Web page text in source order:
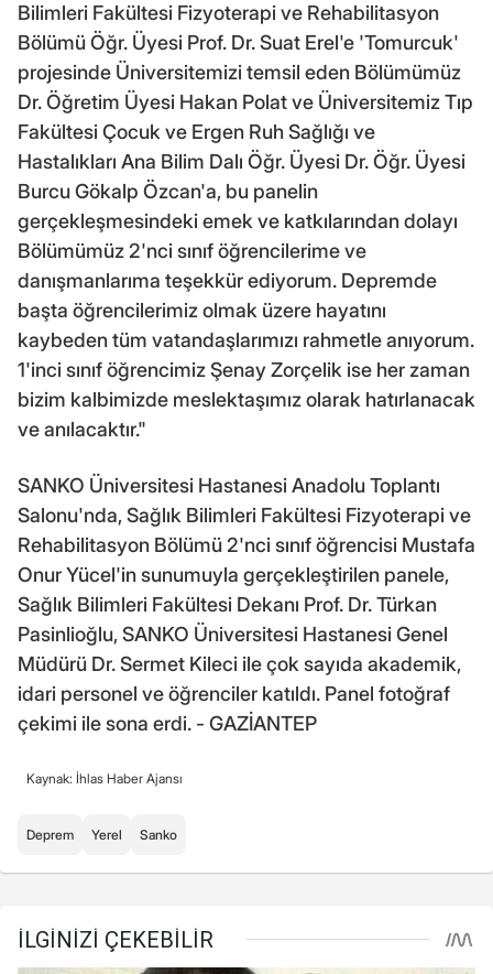
Bilimleri Fakültesi Fizyoterapi ve Rehabilitasyon
Bölümü Öğr. Üyesi Prof. Dr. Suat Erel'e 'Tomurcuk'
projesinde Üniversitemizi temsil eden Bölümümüz
Dr. Öğretim Üyesi Hakan Polat ve Üniversitemiz Tıp
Fakültesi Çocuk ve Ergen Ruh Sağlığı ve
Hastalıkları Ana Bilim Dalı Öğr. Üyesi Dr. Öğr. Üyesi
Burcu Gökalp Özcan'a, bu panelin
gerçekleşmesindeki emek ve katkılarından dolayı
Bölümümüz 2'nci sınıf öğrencilerime ve
danışmanlarıma teşekkür ediyorum. Depremde
başta öğrencilerimiz olmak üzere hayatını
kaybeden tüm vatandaşlarımızı rahmetle anıyorum.
1'inci sınıf öğrencimiz Şenay Zorçelik ise her zaman
bizim kalbimizde meslektaşımız olarak hatırlanacak
ve anılacaktır."
SANKO Üniversitesi Hastanesi Anadolu Toplantı
Salonu'nda, Sağlık Bilimleri Fakültesi Fizyoterapi ve
Rehabilitasyon Bölümü 2'nci sınıf öğrencisi Mustafa
Onur Yücel'in sunumuyla gerçekleştirilen panele,
Sağlık Bilimleri Fakültesi Dekanı Prof. Dr. Türkan
Pasinlioğlu, SANKO Üniversitesi Hastanesi Genel
Müdürü Dr. Sermet Kileci ile çok sayıda akademik,
idari personel ve öğrenciler katıldı. Panel fotoğraf
çekimi ile sona erdi. - GAZİANTEP
Kaynak: İhlas Haber Ajansı
Deprem Yerel Sanko